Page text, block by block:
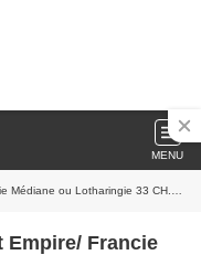
MENU
de Francie Orientale E.Comté de Chiny (Montmédy)
Empire/ Francie